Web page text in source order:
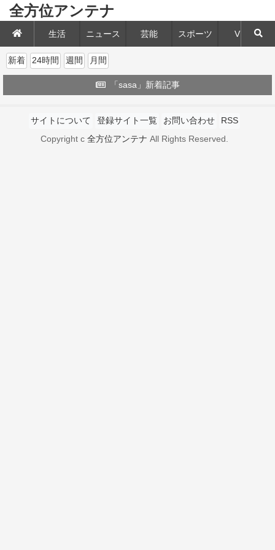
全方位アンテナ
生活 ニュース 芸能 スポーツ VIP
新着 24時間 週間 月間
「sasa」新着記事
サイトについて 登録サイト一覧 お問い合わせ RSS
Copyright c 全方位アンテナ All Rights Reserved.